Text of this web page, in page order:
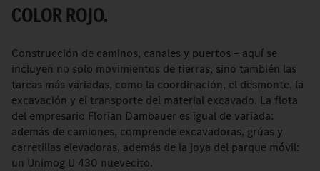
COLOR ROJO.
Construcción de caminos, canales y puertos – aquí se
incluyen no solo movimientos de tierras, sino también las
tareas más variadas, como la coordinación, el desmonte, la
excavación y el transporte del material excavado. La flota
del empresario Florian Dambauer es igual de variada:
además de camiones, comprende excavadoras, grúas y
carretillas elevadoras, además de la joya del parque móvil:
un Unimog U 430 nuevecito.